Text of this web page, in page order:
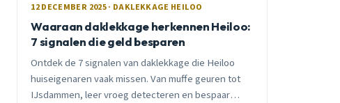
12 DECEMBER 2025 · DAKLEKKAGE HEILOO
Waaraan daklekkage herkennen Heiloo:
7 signalen die geld besparen
Ontdek de 7 signalen van daklekkage die Heiloo
huiseigenaren vaak missen. Van muffe geuren tot
IJsdammen, leer vroeg detecteren en bespaar